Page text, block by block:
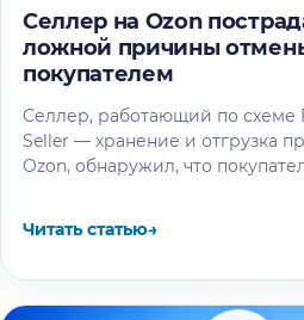
Селлер на Ozon
ложной причины
покупателем
Селлер, работающий по схеме
Seller — хранение и отгрузка
Ozon, обнаружил, что
Читать статью→